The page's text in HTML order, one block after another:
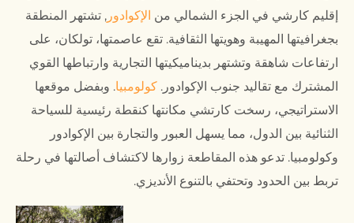
إقليم كارشي في الجزء الشمالي من الإكوادور , تشتهر المنطقة
بجغرافيتها المهيبة وهويتها الثقافية. تقع عاصمتها، تولكان، على
ارتفاعات شاهقة وتشتهر بديناميكيتها التجارية وارتباطها القوي
المشترك مع تقاليد جنوب الإكوادور. كولومبيا. وبفضل موقعها
الاستراتيجي، رسخت كارتشي مكانتها كنقطة رئيسية للسياحة
الثنائية بين الدول، مما يسهل العبور والتجارة بين الإكوادور
وكولومبيا. تدعو هذه المقاطعة زوارها لاكتشاف أصالتها في رحلة
تربط بين الحدود وتحتفي بالتنوع الأنديزي.